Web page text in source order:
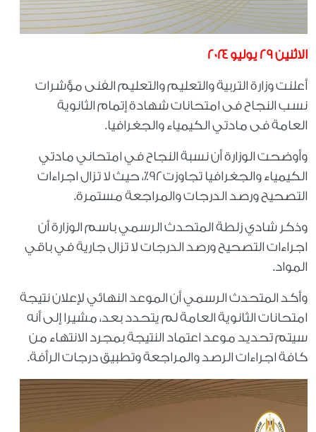
الاثنين ٢٩ يوليو ٢٠٢٤
أعلنت وزارة التربية والتعليم والتعليم الفنى مؤشرات
نسب النجاح فى امتحانات شهادة إتمام الثانوية
العامة فى مادتي الكيمياء والجغرافيا.
وأوضحت الوزارة أن نسبة النجاح في امتحاني مادتي
الكيمياء والجغرافيا تجاوزت ٩٢٪؜، حيث لا تزال اجراءات
التصحيح ورصد الدرجات والمراجعة مستمرة.
وذكر شادي زلطة المتحدث الرسمي باسم الوزارة أن
اجراءات التصحيح ورصد الدرجات لا تزال جارية في باقي
المواد.
وأكد المتحدث الرسمي أن الموعد النهائي لإعلان نتيجة
امتحانات الثانوية العامة لم يتحدد بعد، مشيرا إلى أنه
سيتم تحديد موعد اعتماد النتيجة بمجرد الانتهاء من
كافة اجراءات الرصد والمراجعة وتطبيق درجات الرأفة.